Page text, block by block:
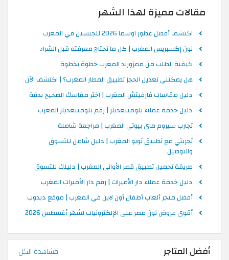
مقالات مميزة لهذا الشهر
اكتشف أفضل عطور اوسما 2026 للجنسين في المغرب
نون إكسبريس المغرب | كل ما تحتاج معرفته قبل الشراء
كيفية الطلب من ممزورلد المغرب خطوة بخطوة
هل يمكنني تعديل الحجز تطبيق المطار المغرب؟ | اكتشف الآن
دليل مقاسات فارفيتش المغرب | اختر مقاسك الصحيح بدقة
دليل خدمة عملاء بلومينغديلز | رقم بلومينغديلز المغرب
تجارب سيروم ماي بيوتي المغرب | مراجعة شاملة
تجربتي مع تطبيق تويو المغرب | دليل شامل للتسوق
والتوصيل
طريقة تحميل تطبيق قصر الأواني المغرب | دليلك للتسوق
دليل خدمة عملاء دار الأميرات | رقم دار الأميرات المغرب
أفضل متجر ألعاب أطفال أون لاين في المغرب | موقع دبدوب
أقوى عروض نون مصر على الإلكترونيات لشهر أغسطس 2026
أفضل المتاجر مشاهدة الكل